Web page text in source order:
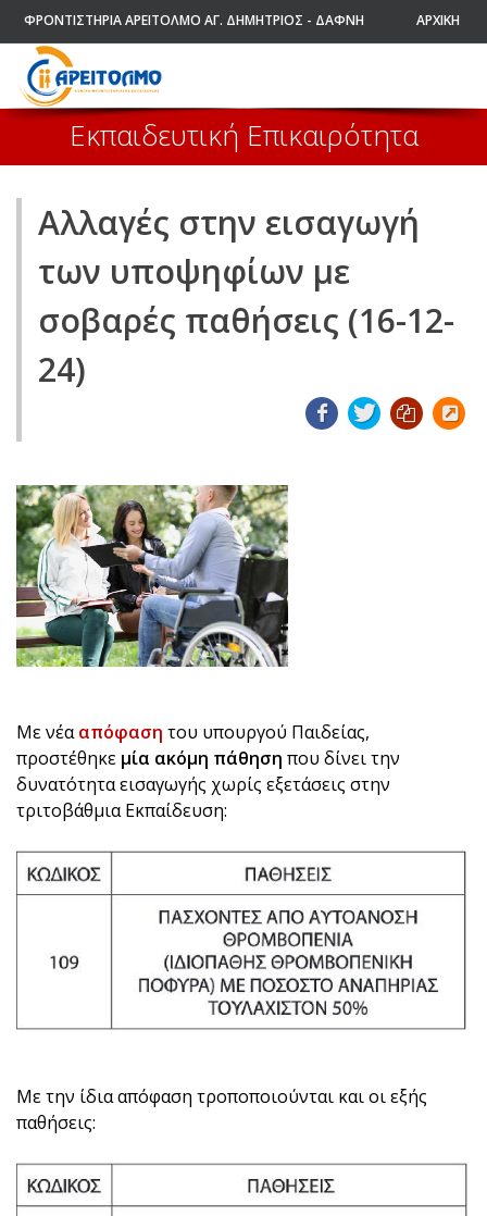
ΦΡΟΝΤΙΣΤΗΡΙΑ ΑΡΕΙΤΟΛΜΟ ΑΓ. ΔΗΜΗΤΡΙΟΣ - ΔΑΦΝΗ ΑΡΧΙΚΗ
Εκπαιδευτική Επικαιρότητα
Αλλαγές στην εισαγωγή
των υποψηφίων με
σοβαρές παθήσεις (16-12-
24)
Με νέααπόφαση του υπουργού Παιδείας,
προστέθηκε μία ακόμη πάθηση που δίνει την
δυνατότητα εισαγωγής χωρίς εξετάσεις στην
τριτοβάθμια Εκπαίδευση:
Με την ίδια απόφαση τροποποιούνται και οι εξής
παθήσεις: